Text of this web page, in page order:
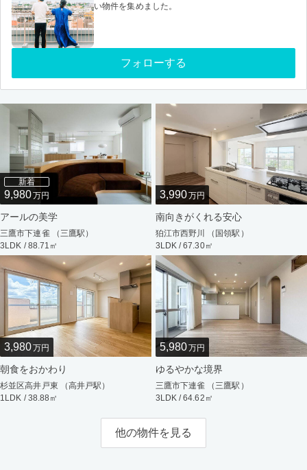
い物件を集めました。
フォローする
新着
9,980万円
アールの美学
三鷹市下連雀 （三鷹駅）
3LDK / 88.71㎡
3,990万円
南向きがくれる安心
狛江市西野川 （国領駅）
3LDK / 67.30㎡
3,980万円
朝食をおかわり
杉並区高井戸東 （高井戸駅）
1LDK / 38.88㎡
5,980万円
ゆるやかな境界
三鷹市下連雀 （三鷹駅）
3LDK / 64.62㎡
他の物件を見る